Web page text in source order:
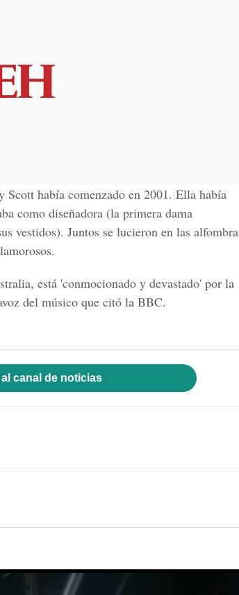
había comenzado en 2001. Ella había
como diseñadora (la primera dama
vestidos). Juntos se lucieron en las alfombra
está 'conmocionado y devastado' por la
del músico que citó la BBC.
canal de noticias